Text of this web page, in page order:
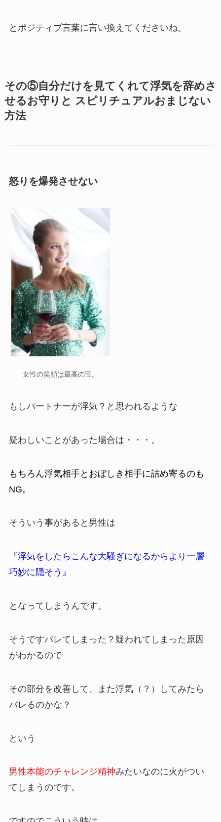
とポジティブ言葉に言い換えてくださいね。
その⑤自分だけを見てくれて浮気を辞めさ
せるお守りと スピリチュアルおまじない
方法
怒りを爆発させない
女性の笑顔は最高の宝。
もしパートナーが浮気？と思われるような
疑わしいことがあった場合は・・・。
もちろん浮気相手とおぼしき相手に詰め寄るのも
NG。
そういう事があると男性は
『浮気をしたらこんな大騒ぎになるからより一層
巧妙に隠そう』
となってしまうんです。
そうですバレてしまった？疑われてしまった原因
がわかるので
その部分を改善して、また浮気（？）してみたら
バレるのかな？
という
男性本能のチャレンジ精神みたいなのに火がつい
てしまうのです。